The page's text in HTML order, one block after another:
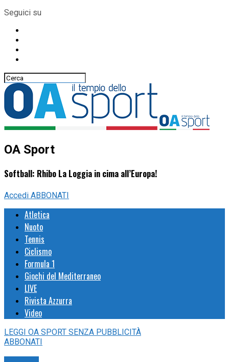
Seguici su
OA Sport
Softball: Rhibo La Loggia in cima all’Europa!
Accedi ABBONATI
Atletica
Nuoto
Tennis
Ciclismo
Formula 1
Giochi del Mediterraneo
LIVE
Rivista Azzurra
Video
LEGGI OA SPORT SENZA PUBBLICITÀ
ABBONATI